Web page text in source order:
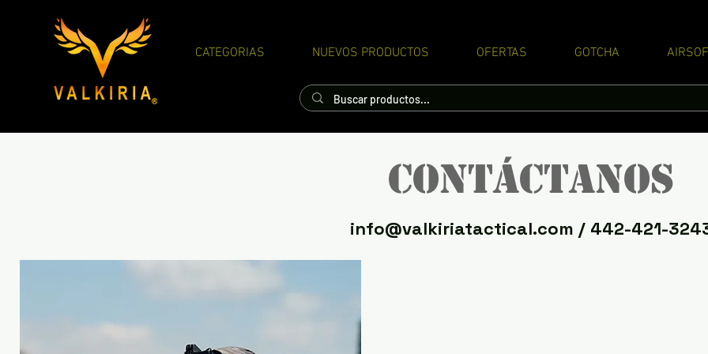
CATEGORIAS NUEVOS PRODUCTOS OFERTAS GOTCHA
Contáctanos
info@valkiriatactical.com / 442-421-